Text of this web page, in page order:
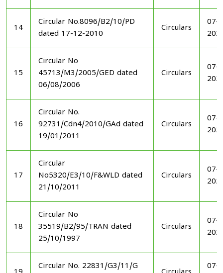
14
Circular No.8096/B2/10/PD
dated 17-12-2010
Circulars
07-
15
Circular No
45713/M3/2005/GED dated
06/08/2006
Circulars
07-
16
Circular No.
92731/Cdn4/2010/GAd dated
19/01/2011
Circulars
07-
17
Circular
No5320/E3/10/F&WLD dated
21/10/2011
Circulars
07-
18
Circular No
35519/B2/95/TRAN dated
25/10/1997
Circulars
07-
Circular No. 22831/G3/11/G
07-